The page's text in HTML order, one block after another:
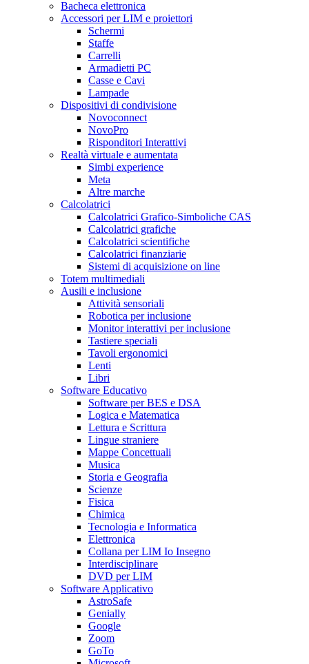
Bacheca elettronica
Accessori per LIM e proiettori
Schermi
Staffe
Carrelli
Armadietti PC
Casse e Cavi
Lampade
Dispositivi di condivisione
Novoconnect
NovoPro
Risponditori Interattivi
Realtà virtuale e aumentata
Simbi experience
Meta
Altre marche
Calcolatrici
Calcolatrici Grafico-Simboliche CAS
Calcolatrici grafiche
Calcolatrici scientifiche
Calcolatrici finanziarie
Sistemi di acquisizione on line
Totem multimediali
Ausili e inclusione
Attività sensoriali
Robotica per inclusione
Monitor interattivi per inclusione
Tastiere speciali
Tavoli ergonomici
Lenti
Libri
Software Educativo
Software per BES e DSA
Logica e Matematica
Lettura e Scrittura
Lingue straniere
Mappe Concettuali
Musica
Storia e Geografia
Scienze
Fisica
Chimica
Tecnologia e Informatica
Elettronica
Collana per LIM Io Insegno
Interdisciplinare
DVD per LIM
Software Applicativo
AstroSafe
Genially
Google
Zoom
GoTo